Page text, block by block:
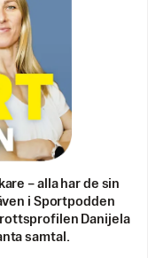
– alla har de sin
i Sportpodden
Danijela
samtal.